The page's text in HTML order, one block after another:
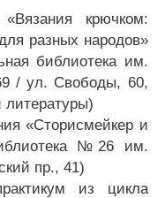
крючком:
разных народов»
библиотека им.
/ ул. Свободы, 60,
литературы)
«Сторисмейкер и
№26 им.
пр., 41)
из цикла